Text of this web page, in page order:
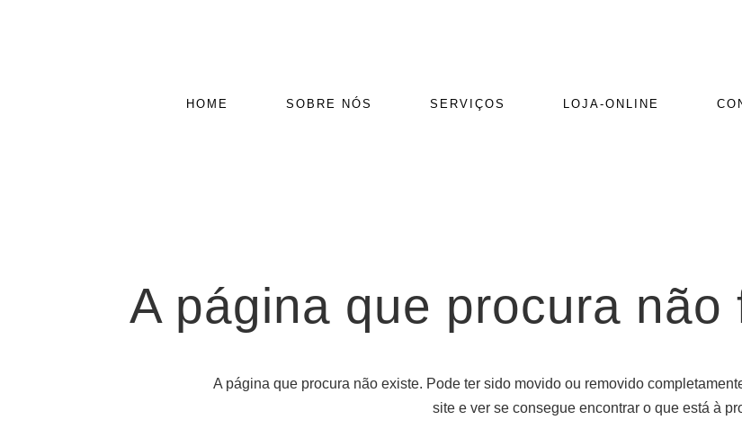
HOME SOBRE NÓS SERVIÇOS LOJA-ONLINE
A página que procura não
A página que procura não existe. Pode ter sido movido ou removido
site e ver se consegue encontrar o que está à